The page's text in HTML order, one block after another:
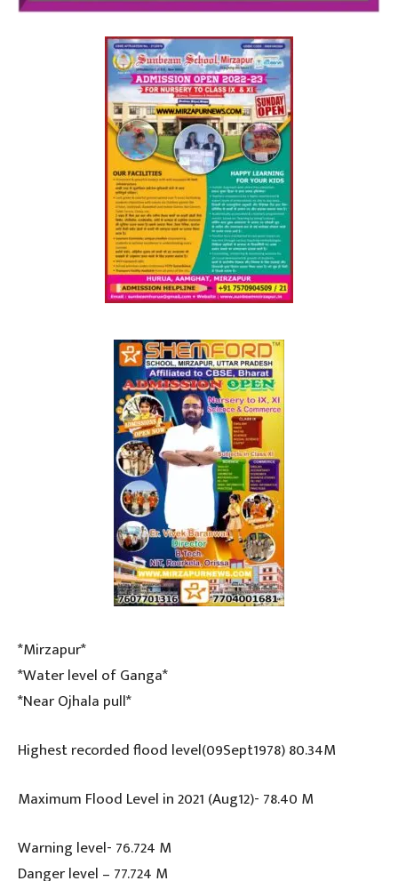
*Mirzapur*
*Water level of Ganga*
*Near Ojhala pull*
Highest recorded flood level(09Sept1978) 80.34M
Maximum Flood Level in 2021 (Aug12)- 78.40 M
Warning level- 76.724 M
Danger level – 77.724 M